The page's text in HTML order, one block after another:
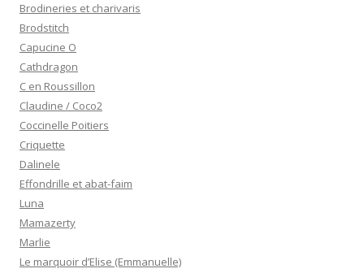
Brodineries et charivaris
Brodstitch
Capucine O
Cathdragon
C en Roussillon
Claudine / Coco2
Coccinelle Poitiers
Criquette
Dalinele
Effondrille et abat-faim
Luna
Mamazerty
Marlie
Le marquoir d’Elise (Emmanuelle)